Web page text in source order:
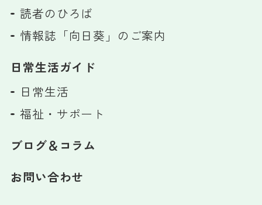
読者のひろば
情報誌「向日葵」のご案内
日常生活ガイド
日常生活
福祉・サポート
ブログ＆コラム
お問い合わせ